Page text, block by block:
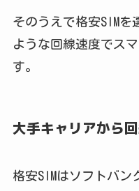
そのうえで格安SIMを
ような回線速度でス
す。
大手キャリアから
格安SIMはソフトバン